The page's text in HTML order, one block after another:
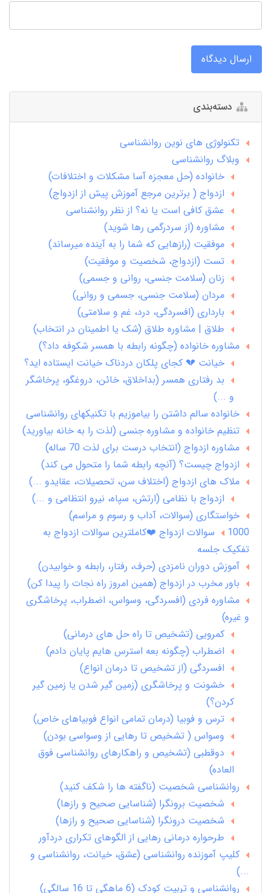
ارسال دیدگاه
دسته‌بندی
تکنولوژی های نوین روانشناسی
وبلاگ روانشناسی
خانواده (حل معجزه آسا مشکلات و اختلافات)
ازدواج ( برترین مرجع آموزش پیش از ازدواج)
عشق کافی است یا نه؟ از نظر روانشناسی
مشاوره (از سردرگمی رها شوید)
موفقیت (رازهایی که شما را به آینده میرساند)
تست (ازدواج، شخصیت و موفقیت)
زنان (سلامت جنسی، روانی و جسمی)
مردان (سلامت جنسی، جسمی و روانی)
بارداری (افسردگی، درد، غم و سلامتی)
طلاق | مشاوره طلاق (شک یا اطمینان در انتخاب)
مشاوره خانواده (چگونه رابطه با همسر شکوفه داد؟)
خیانت 💔 کجای پلکان دردناک خیانت ایستاده اید؟
بد رفتاری همسر (بداخلاق، خائن، دروغگو، پرخاشگر
و ...)
خانواده سالم داشتن را بیاموزیم با تکنیکهای روانشناسی
تنظیم خانواده و مشاوره جنسی (لذت را به خانه بیاورید)
مشاوره ازدواج (انتخاب درست برای لذت 70 ساله)
ازدواج چیست؟ (آنچه رابطه شما را متحول می کند)
ملاک های ازدواج (اختلاف سن، تحصیلات، عقایدو ...)
ازدواج با نظامی (ارتش، سپاه، نیرو انتظامی و ...)
خواستگاری (سوالات، آداب و رسوم و مراسم)
1000 سوالات ازدواج ❤️کاملترین سوالات ازدواج به
تفکیک جلسه
آموزش دوران نامزدی (حرف، رفتار، رابطه و خوابیدن)
باور مخرب در ازدواج (همین امروز راه نجات را پیدا کن)
مشاوره فردی (افسردگی، وسواس، اضطراب، پرخاشگری
و غیره)
کمرویی (تشخیص تا راه حل های درمانی)
اضطراب (چگونه بعه استرس هایم پایان دادم)
افسردگی (از تشخیص تا درمان انواع)
خشونت و پرخاشگری (زمین گیر شدن یا زمین گیر
کردن؟)
ترس و فوبیا (درمان تمامی انواع فوبیاهای خاص)
وسواس ( تشخیص تا رهایی از وسواسی بودن)
دوقطبی (تشخیص و راهکارهای روانشناسی فوق
العاده)
روانشناسی شخصیت (ناگفته ها را شکف کنید)
شخصیت برونگرا (شناسایی صحیح و رازها)
شخصیت درونگرا (شناسایی صحیح و رازها)
طرحواره درمانی رهایی از الگوهای تکراری دردآور
کلیپ آموزنده روانشناسی (عشق، خیانت، روانشناسی و
...)
روانشناسی و تربیت کودک (6 ماهگی تا 16 سالگی)